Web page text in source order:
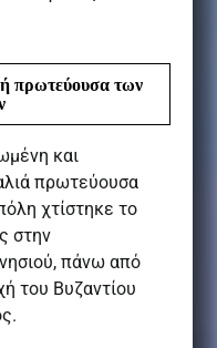
πρωτεύουσα των
και
πρωτεύουσα
χτίστηκε το
στην
πάνω από
του Βυζαντίου